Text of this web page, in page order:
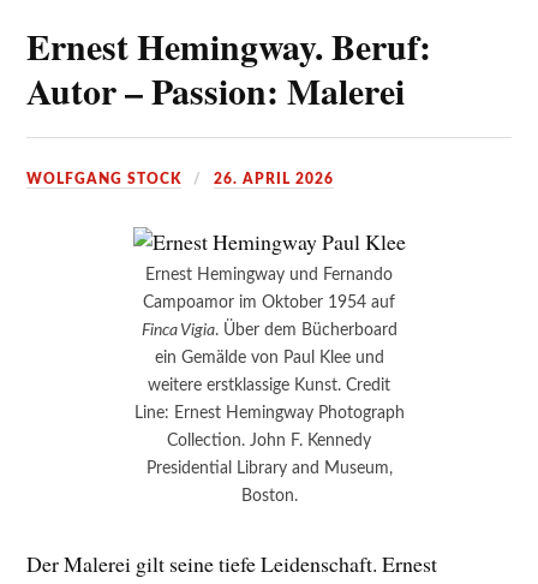
Ernest Hemingway. Beruf:
Autor – Passion: Malerei
WOLFGANG STOCK 26. APRIL 2026
Ernest Hemingway und Fernando
Campoamor im Oktober 1954 auf
Finca Vigia. Über dem Bücherboard
ein Gemälde von Paul Klee und
weitere erstklassige Kunst. Credit
Line: Ernest Hemingway Photograph
Collection. John F. Kennedy
Presidential Library and Museum,
Boston.
Der Malerei gilt seine tiefe Leidenschaft. Ernest